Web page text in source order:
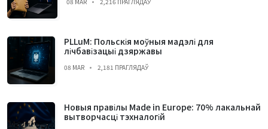
PLLuM: Польскія моўныя мадэлі для
лічбавізацыі дзяржавы
08 MAR 2,181 ПРАГЛЯДАЎ
Новыя правілы Made in Europe: 70% лакальнай
вытворчасці тэхналогій